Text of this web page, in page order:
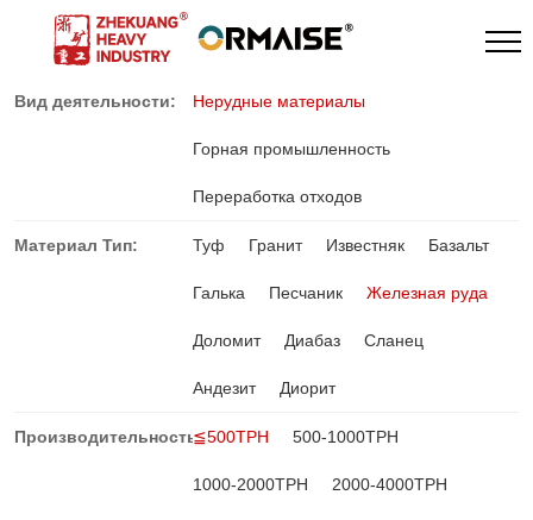
Вид деятельности: Нерудные материалы
Горная промышленность
Переработка отходов
Материал Тип: Туф Гранит Известняк Базальт
Галька Песчаник Железная руда
Доломит Диабаз Сланец
Андезит Диорит
Производительность:≦500TPH 500-1000TPH
1000-2000TPH 2000-4000TPH